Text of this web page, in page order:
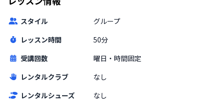
スタイル
グループ
レッスン時間
50分
受講回数
曜日・時間固定
レンタルクラブ
なし
レンタルシューズ
なし